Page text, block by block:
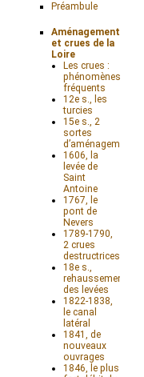
Préambule
Aménagements
et crues de la
Loire
Les crues :
phénomènes
fréquents
12e s., les
turcies
15e s., 2
sortes
d’aménagements
1606, la
levée de
Saint
Antoine
1767, le
pont de
Nevers
1789-1790,
2 crues
destructrices
18e s.,
rehaussement
des levées
1822-1838,
le canal
latéral
1841, de
nouveaux
ouvrages
1846, le plus